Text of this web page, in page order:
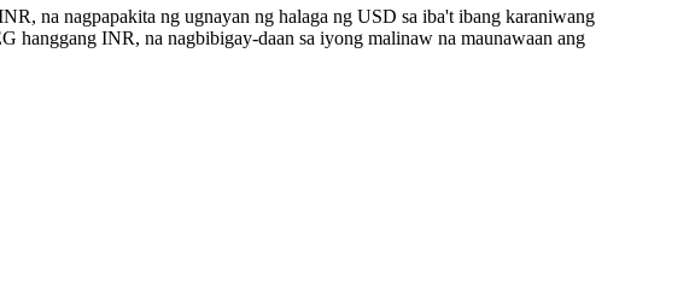
na nagpapakita ng ugnayan ng halaga ng USD sa iba't ibang karaniwang
hanggang INR, na nagbibigay-daan sa iyong malinaw na maunawaan ang